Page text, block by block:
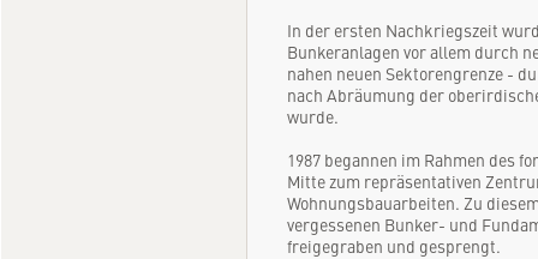
In der ersten Nachkriegszeit
Bunkeranlagen vor allem durch
nahen neuen Sektorengrenze -
nach Abräumung der
wurde.
1987 begannen im Rahmen des
Mitte zum repräsentativen
Wohnungsbauarbeiten. Zu
vergessenen Bunker- und
freigegraben und gesprengt.